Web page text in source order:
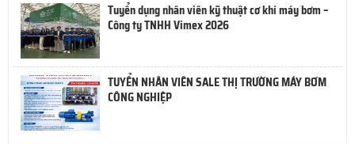
Tuyển dụng nhân viên kỹ thuật cơ khí máy bơm –
Công ty TNHH Vimex 2026
TUYỂN NHÂN VIÊN SALE THỊ TRƯỜNG MÁY BƠM
CÔNG NGHIỆP